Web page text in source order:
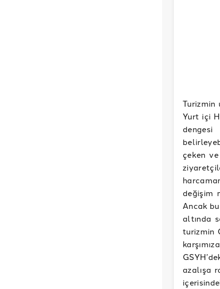
Yurt içi
çeken
değişim
Ancak
altında
turizmin
azalışa